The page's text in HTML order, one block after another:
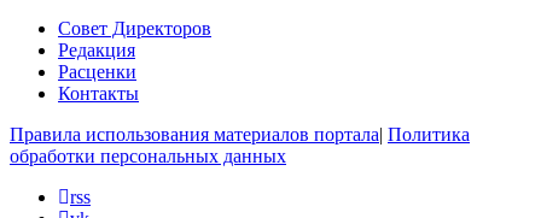
Совет Директоров
Редакция
Расценки
Контакты
Правила использования материалов портала| Политика
обработки персональных данных
rss